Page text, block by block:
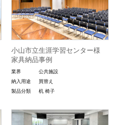
小山市立生涯学習センター様
家具納品事例
業界
公共施設
納入用途
買替え
製品分類
机 椅子